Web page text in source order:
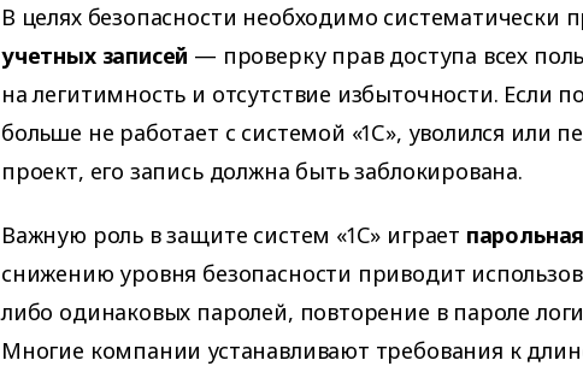
В целях безопасности необходимо систематически
учетных записей — проверку прав доступа всех
на легитимность и отсутствие избыточности. Если
больше не работает с системой «1С», уволился или
проект, его запись должна быть заблокирована.
Важную роль в защите систем «1С» играет
снижению уровня безопасности приводит
либо одинаковых паролей, повторение в пароле
Многие компании устанавливают требования к